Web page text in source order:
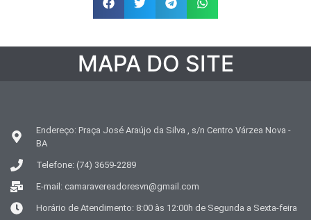
MAPA DO SITE
Endereço: Praça José Araújo da Silva , s/n Centro Várzea Nova -
BA
Telefone: (74) 3659-2289
E-mail: camaravereadoresvn@gmail.com
Horário de Atendimento: 8:00 às 12:00h de Segunda a Sexta-feira